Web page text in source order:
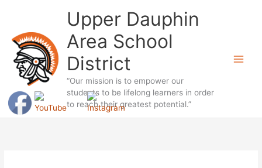
content
Upper Dauphin
Area School
District
“Our mission is to empower our
students to be lifelong learners in order
to reach their greatest potential.”